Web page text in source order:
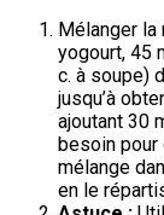
Mélanger
yogourt, 45
c. à soupe)
jusqu’à
ajoutant 30
besoin pour
mélange
en le